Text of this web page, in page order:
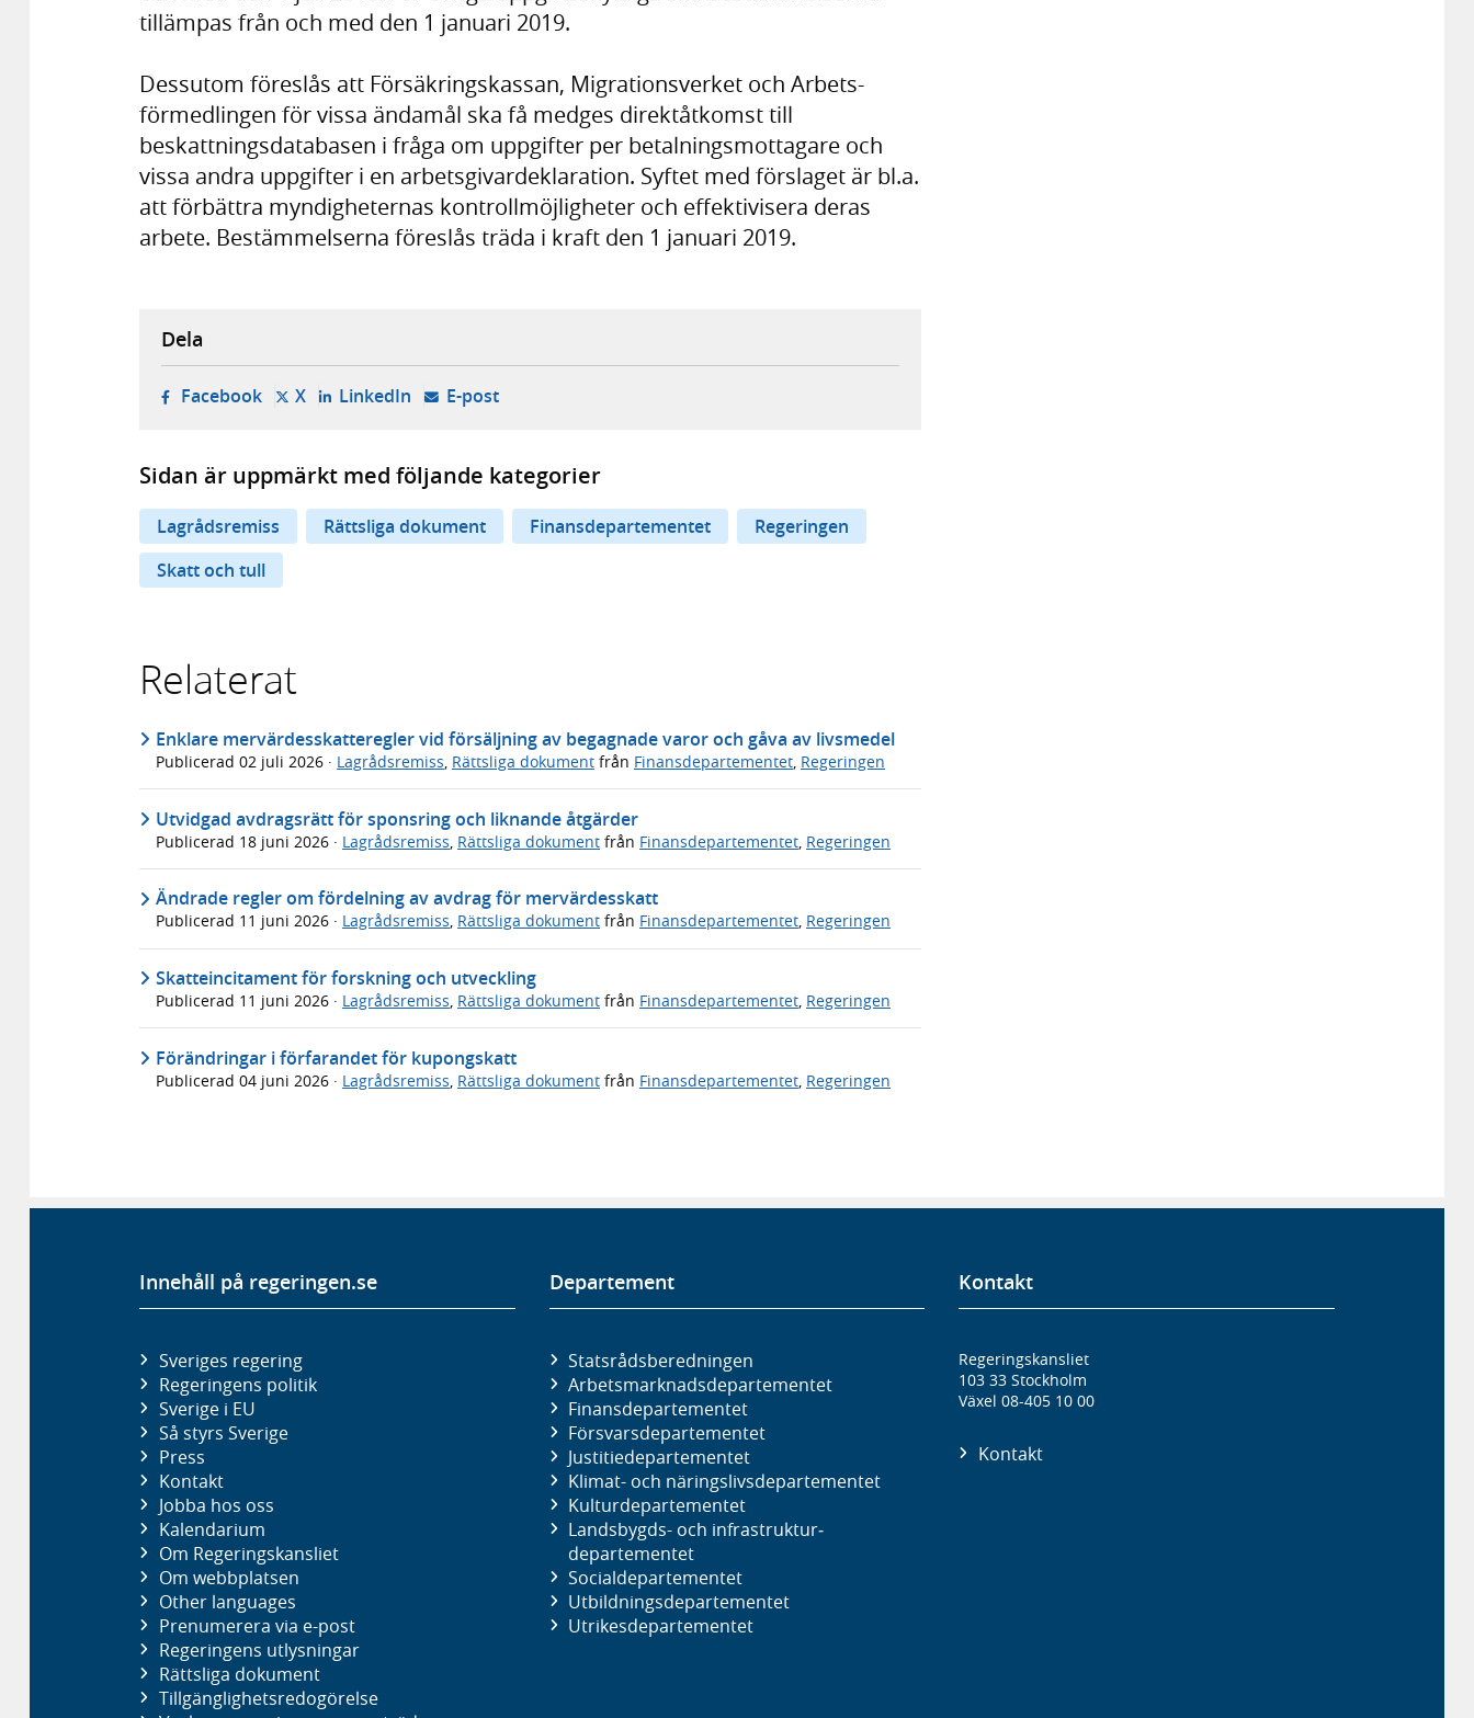
tillämpas från och med den 1 januari 2019.
Dessutom föreslås att Försäkringskassan, Migrationsverket och Arbets-
förmedlingen för vissa ändamål ska få medges direktåtkomst till
beskattningsdatabasen i fråga om uppgifter per betalningsmottagare och
vissa andra uppgifter i en arbetsgivardeklaration. Syftet med förslaget är bl.a.
att förbättra myndigheternas kontrollmöjligheter och effektivisera deras
arbete. Bestämmelserna föreslås träda i kraft den 1 januari 2019.
Dela
Facebook- öppnas i ny flik, extern webbplats,
X- öppnas i ny flik, extern webbplats,
LinkedIn- öppnas i ny flik, extern webbplats,
E-post- öppnar din e-postklient,
Sidan är uppmärkt med följande kategorier
Lagrådsremiss Rättsliga dokument Finansdepartementet
Regeringen
Skatt och tull
Relaterat
Enklare mervärdesskatteregler vid försäljning av begagnade varor och gåva av livsmedel
Publicerad 02 juli 2026 · Lagrådsremiss, Rättsliga dokument från Finansdepartementet, Regeringen
Utvidgad avdragsrätt för sponsring och liknande åtgärder
Publicerad 18 juni 2026 · Lagrådsremiss Rättsliga dokument från Finansdepartementet Regeringen
Ändrade regler om fördelning av avdrag för mervärdesskatt
Publicerad 11 juni 2026 · Lagrådsremiss, Rättsliga dokument från Finansdepartementet, Regeringen
Skatteincitament för forskning och utveckling
Publicerad 11 juni 2026 · Lagrådsremiss, Rättsliga dokument från Finansdepartementet, Regeringen
Förändringar i förfarandet för kupongskatt
Publicerad 04 juni 2026 · Lagrådsremiss Rättsliga dokument från Finansdepartementet Regeringen
Innehåll på regeringen.se
Sveriges regering
Regeringens politik
Sverige i EU
Så styrs Sverige
Press
Kontakt
Jobba hos oss
Kalendarium
Om Regeringskansliet
Om webbplatsen
Other languages
Prenumerera via e-post
Regeringens utlysningar
Rättsliga dokument
Tillgänglighetsredogörelse
Departement
Statsrådsberedningen
Arbetsmarknads­departementet
Finans­departementet
Försvars­departementet
Justitie­departementet
Klimat- och näringslivs­departementet
Kultur­departementet
Landsbygds- och infrastruktur­
departementet
Social­departementet
Utbildnings­departementet
Utrikes­departementet
Kontakt
Regeringskansliet
103 33 Stockholm
Växel 08-405 10 00
Kontakt